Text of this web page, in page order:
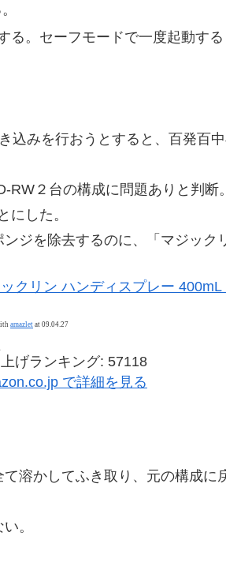
る。セーフモードで一度起動する
込みを行おうとすると、百発百中
RW２台の構成に問題ありと判断。
にした。
ジを除去するのに、「マジック
クリン ハンディスプレー
amazlet at 09.04.27
げランキング: 57118
で詳細を見る
溶かしてふき取り、元の構成に
。